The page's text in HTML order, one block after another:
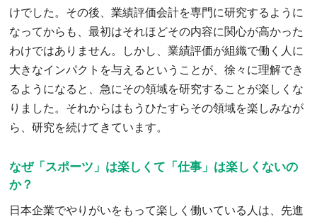
けでした。その後、業績評価会計を専門に研究するように
なってからも、最初はそれほどその内容に関心が高かった
わけではありません。しかし、業績評価が組織で働く人に
大きなインパクトを与えるということが、徐々に理解でき
るようになると、急にその領域を研究することが楽しくな
りました。それからはもうひたすらその領域を楽しみなが
ら、研究を続けてきています。
なぜ「スポーツ」は楽しくて「仕事」は楽しくないの
か？
日本企業でやりがいをもって楽しく働いている人は、先進